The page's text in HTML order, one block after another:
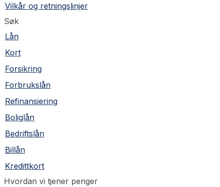
Vilkår og retningslinjer
Søk
Lån
Kort
Forsikring
Forbrukslån
Refinansiering
Boliglån
Bedriftslån
Billån
Kredittkort
Hvordan vi tjener penger